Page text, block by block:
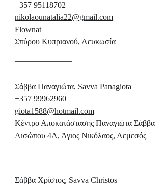
+357 95118702
nikolaounatalia22@gmail.com
Flownat
Σπύρου Κυπριανού, Λευκωσία
Σάββα Παναγιώτα, Savva Panagiota
+357 99962960
giota1588@hotmail.com
Κέντρο Αποκατάστασης Παναγιώτα Σάββα
Αισώπου 4Α, Άγιος Νικόλαος, Λεμεσός
Σάββα Χρίστος, Savva Christos